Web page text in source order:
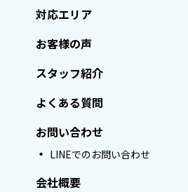
対応エリア
お客様の声
スタッフ紹介
よくある質問
お問い合わせ
LINEでのお問い合わせ
会社概要